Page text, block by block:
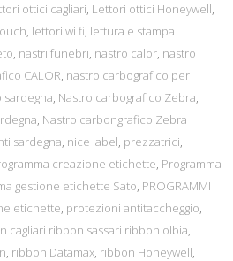
ottici cagliari, Lettori ottici Honeywell,
, lettori wi fi, lettura e stampa
, nastri funebri, nastro calor, nastro
CALOR, nastro carbografico per
, Nastro carbografico Zebra,
, Nastro carbongrafico Zebra
sardegna, nice label, prezzatrici,
creazione etichette, Programma
gestione etichette Sato, PROGRAMMI
etichette, protezioni antitaccheggio,
cagliari ribbon sassari ribbon olbia,
, ribbon Datamax, ribbon Honeywell,